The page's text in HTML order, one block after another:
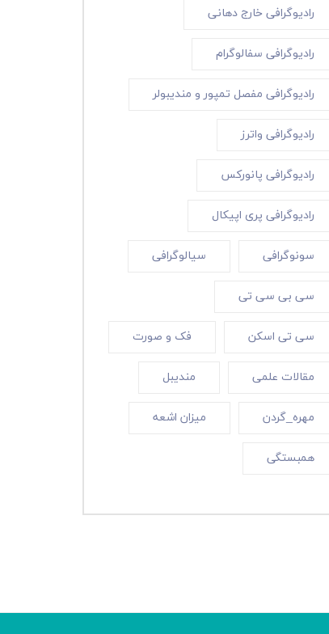
رادیوگرافی خارج دهانی
رادیوگرافی سفالوگرام
رادیوگرافی مفصل تمپور و مندیبولر
رادیوگرافی واترز
رادیوگرافی پانورکس
رادیوگرافی پری اپیکال
سونوگرافی سیالوگرافی
سی بی سی تی
سی تی اسکن فک و صورت
مقالات علمی مندیبل
مهره_گردن میزان اشعه
همبستگی